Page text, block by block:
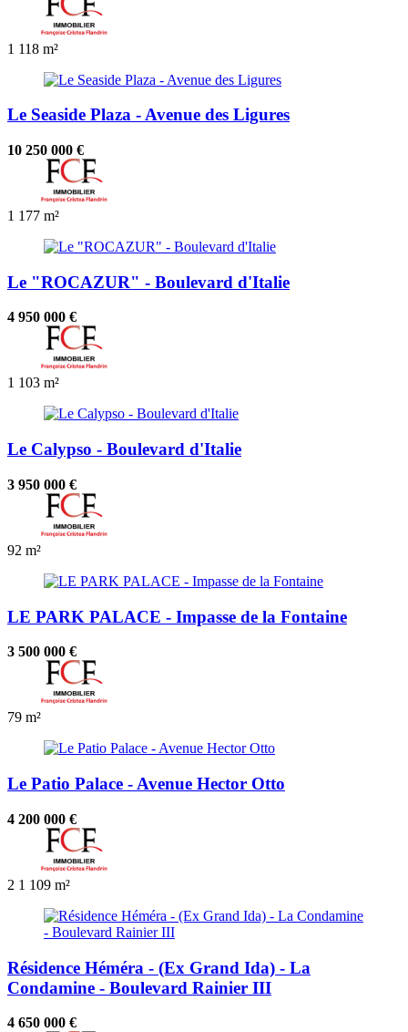
1 118 m²
Le Seaside Plaza - Avenue des Ligures
10 250 000 €
1 177 m²
Le "ROCAZUR" - Boulevard d'Italie
4 950 000 €
1 103 m²
Le Calypso - Boulevard d'Italie
3 950 000 €
92 m²
LE PARK PALACE - Impasse de la Fontaine
3 500 000 €
79 m²
Le Patio Palace - Avenue Hector Otto
4 200 000 €
2 1 109 m²
Résidence Héméra - (Ex Grand Ida) - La
Condamine - Boulevard Rainier III
4 650 000 €